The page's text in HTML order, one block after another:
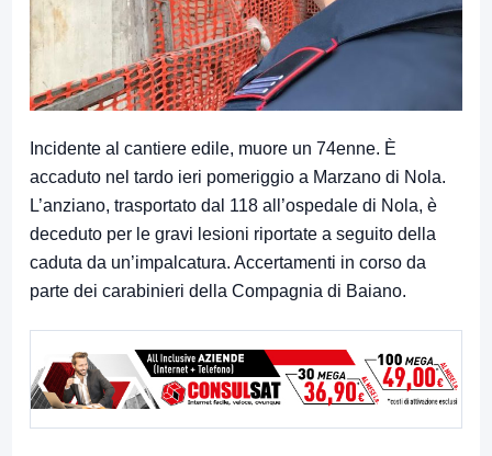
Incidente al cantiere edile, muore un 74enne. È
accaduto nel tardo ieri pomeriggio a Marzano di Nola.
L’anziano, trasportato dal 118 all’ospedale di Nola, è
deceduto per le gravi lesioni riportate a seguito della
caduta da un’impalcatura. Accertamenti in corso da
parte dei carabinieri della Compagnia di Baiano.